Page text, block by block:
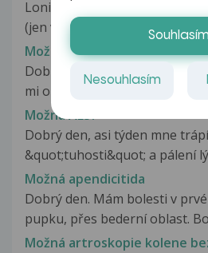
Loni i letos jsem měla
(jen v pravém oku) a pokaždé...
Možná alergie?
Dobrý den paní
mi objevily puchýřky pod
Možná ALS?
Dobrý den, asi týden mne
&quot;tuhosti&quot; a pálení
Možná apendicitida
Dobrý den. Mám bolesti v
pupku, přes bederní oblast.
Možná artroskopie kolene
Souhlasím
Nesouhlasím